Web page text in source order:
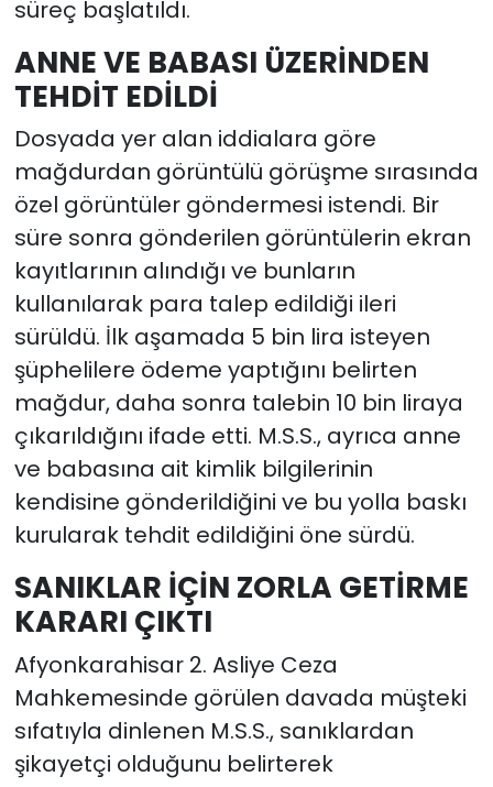
süreç başlatıldı.
ANNE VE BABASI ÜZERİNDEN
TEHDİT EDİLDİ
Dosyada yer alan iddialara göre
mağdurdan görüntülü görüşme sırasında
özel görüntüler göndermesi istendi. Bir
süre sonra gönderilen görüntülerin ekran
kayıtlarının alındığı ve bunların
kullanılarak para talep edildiği ileri
sürüldü. İlk aşamada 5 bin lira isteyen
şüphelilere ödeme yaptığını belirten
mağdur, daha sonra talebin 10 bin liraya
çıkarıldığını ifade etti. M.S.S., ayrıca anne
ve babasına ait kimlik bilgilerinin
kendisine gönderildiğini ve bu yolla baskı
kurularak tehdit edildiğini öne sürdü.
SANIKLAR İÇİN ZORLA GETİRME
KARARI ÇIKTI
Afyonkarahisar 2. Asliye Ceza
Mahkemesinde görülen davada müşteki
sıfatıyla dinlenen M.S.S., sanıklardan
şikayetçi olduğunu belirterek